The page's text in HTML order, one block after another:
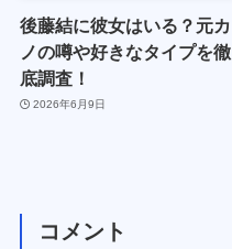
後藤結に彼女はいる？元カ
ノの噂や好きなタイプを徹
底調査！
2026年6月9日
コメント